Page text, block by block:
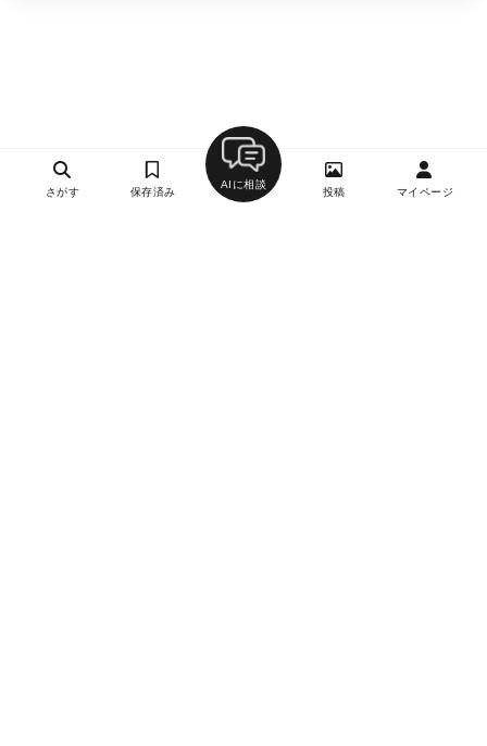
さがす 保存済み
AIに相談
投稿 マイページ